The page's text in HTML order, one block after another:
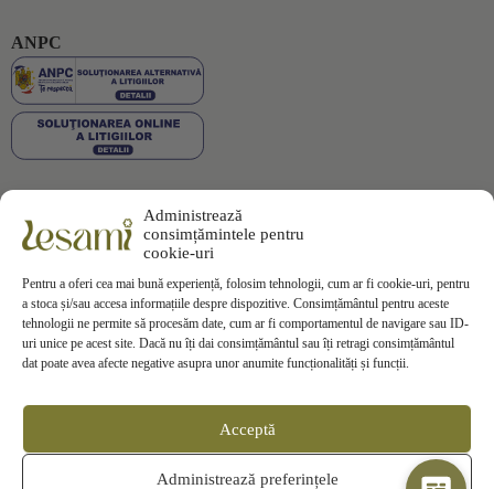
ANPC
Plata securizată
Informații
Politica de Retur
Administrează
consimțămintele pentru
cookie-uri
Pentru a oferi cea mai bună experiență, folosim tehnologii, cum ar fi cookie-uri, pentru
a stoca și/sau accesa informațiile despre dispozitive. Consimțământul pentru aceste
tehnologii ne permite să procesăm date, cum ar fi comportamentul de navigare sau ID-
uri unice pe acest site. Dacă nu îți dai consimțământul sau îți retragi consimțământul
dat poate avea afecte negative asupra unor anumite funcționalități și funcții.
Acceptă
Administrează preferințele